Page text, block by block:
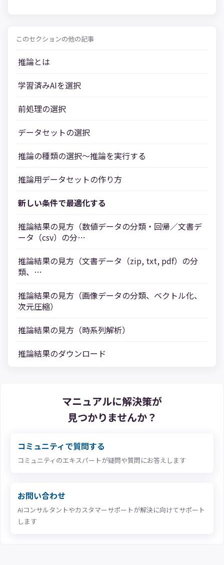
このセクションの他の記事
推論とは
学習済みAIを選択
前処理の選択
データセットの選択
推論の種類の選択～推論を実行する
推論用データセットの作り方
新しい条件で最適化する
推論結果の見方（数値データの分類・回帰／文書デ
ータ（csv）の分…
推論結果の見方（文書データ（zip, txt, pdf）の分
類、…
推論結果の見方（画像データの分類、ベクトル化、
次元圧縮）
推論結果の見方（時系列解析）
推論結果のダウンロード
マニュアルに解決策が
見つかりませんか？
コミュニティで質問する
コミュニティのエキスパートが疑問や質問にお答えします
お問い合わせ
AIコンサルタントやカスタマーサポートが解決に向けてサポート
します